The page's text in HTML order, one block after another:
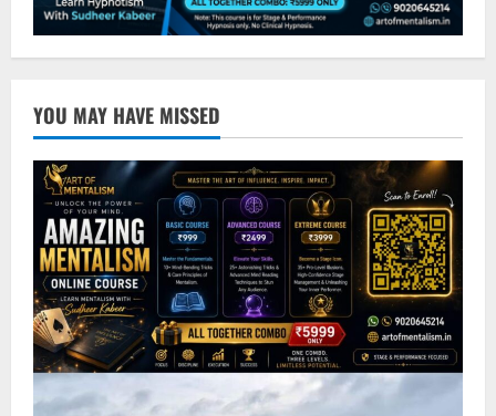
YOU MAY HAVE MISSED